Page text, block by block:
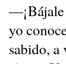
—¡Bájale
yo
sabido,